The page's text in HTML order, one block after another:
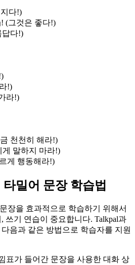
다!)
(그것은 좋다!)
다!)
!)
라!)
천천히 해라!)
말하지 마라!)
게 행동해라!)
밀어 문장 학습법
장을 효과적으로 학습하기 위해서
쓰기 연습이 중요합니다. Talkpal과
음과 같은 방법으로 학습자를 지원
표가 들어간 문장을 사용한 대화 상